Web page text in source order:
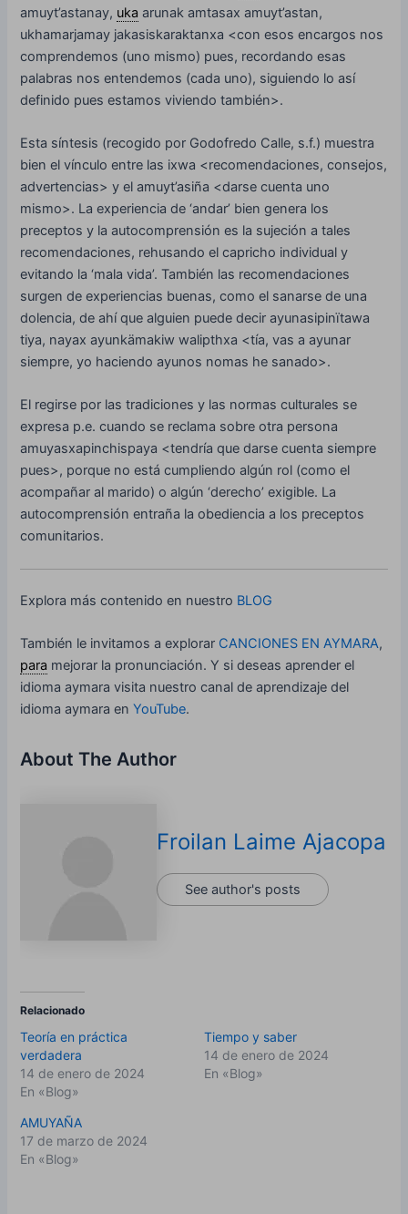
amuyt’astanay, uka arunak amtasax amuyt’astan,
ukhamarjamay jakasiskaraktanxa <con esos encargos nos
comprendemos (uno mismo) pues, recordando esas
palabras nos entendemos (cada uno), siguiendo lo así
definido pues estamos viviendo también>.
Esta síntesis (recogido por Godofredo Calle, s.f.) muestra
bien el vínculo entre las ixwa <recomendaciones, consejos,
advertencias> y el amuyt’asiña <darse cuenta uno
mismo>. La experiencia de ‘andar’ bien genera los
preceptos y la autocomprensión es la sujeción a tales
recomendaciones, rehusando el capricho individual y
evitando la ‘mala vida’. También las recomendaciones
surgen de experiencias buenas, como el sanarse de una
dolencia, de ahí que alguien puede decir ayunasipinïtawa
tiya, nayax ayunkämakiw walipthxa <tía, vas a ayunar
siempre, yo haciendo ayunos nomas he sanado>.
El regirse por las tradiciones y las normas culturales se
expresa p.e. cuando se reclama sobre otra persona
amuyasxapinchispaya <tendría que darse cuenta siempre
pues>, porque no está cumpliendo algún rol (como el
acompañar al marido) o algún ‘derecho’ exigible. La
autocomprensión entraña la obediencia a los preceptos
comunitarios.
Explora más contenido en nuestro BLOG
También le invitamos a explorar CANCIONES EN AYMARA,
para mejorar la pronunciación. Y si deseas aprender el
idioma aymara visita nuestro canal de aprendizaje del
idioma aymara enYouTube.
About The Author
Froilan Laime Ajacopa
See author's posts
Relacionado
Teoría en práctica
verdadera
14 de enero de 2024
En «Blog»
Tiempo y saber
14 de enero de 2024
En «Blog»
AMUYAÑA
17 de marzo de 2024
En «Blog»